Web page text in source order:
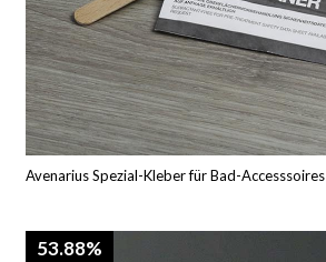
Avenarius Spezial-Kleber für Bad-Accesssoires
53.88%